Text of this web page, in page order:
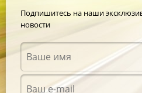
Подпишитесь на наши
новости